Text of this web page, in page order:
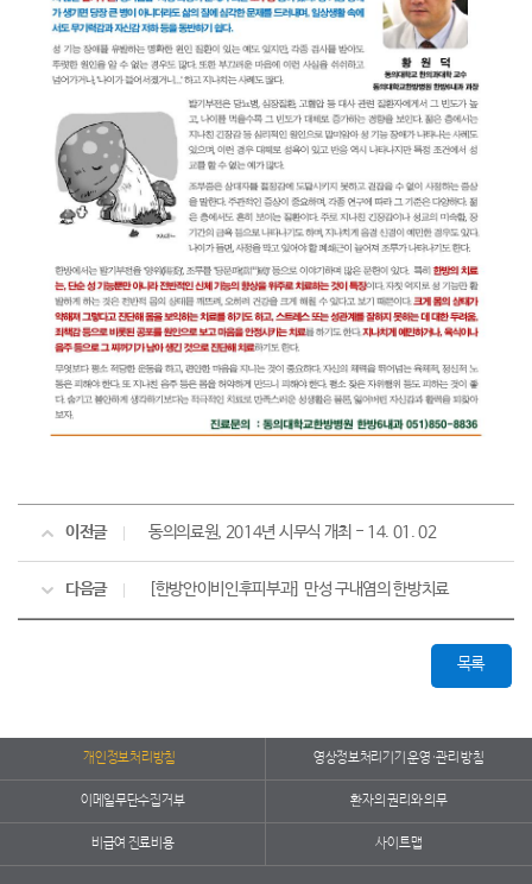
이전글 동의의료원, 2014년 시무식 개최 - 14. 01. 02
다음글 [한방안이비인후피부과] 만성 구내염의 한방치료
목록
개인정보처리방침 영상정보처리기기 운영·관리 방침
이메일무단수집거부 환자의 권리와 의무
비급여 진료비용 사이트맵